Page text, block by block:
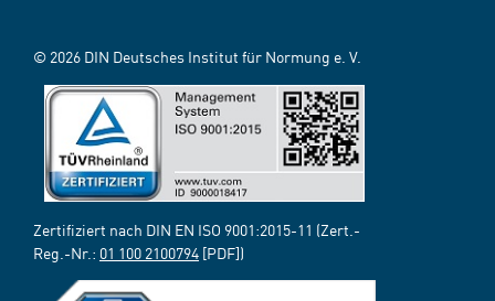
© 2026 DIN Deutsches Institut für Normung e. V.
Zertifiziert nach DIN EN ISO 9001:2015-11 (Zert.-
Reg.-Nr.: 01 100 2100794 [PDF])